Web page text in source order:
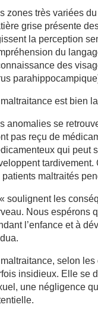
zones très variées
grise présente
la perception
du
des
maltraitance est bien
anomalies se
pas reçu de
qui peut
tardivement.
patients maltraités
« soulignent les
Nous espérons
l’enfance et à
maltraitance, selon
insidieux. Elle se
une négligence